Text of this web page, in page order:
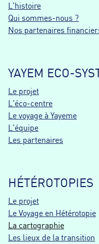
L'histoire
Qui sommes-nous ?
Nos partenaires
YAYEM ECO-
Le projet
L'éco-centre
Le voyage à Yayeme
L'équipe
Les partenaires
HÉTÉROTOPIES
Le projet
Le Voyage en Hétérotopie
La cartographie
Les lieux de la transition